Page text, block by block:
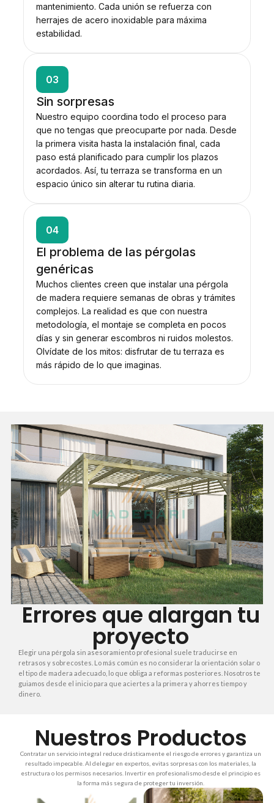
mantenimiento. Cada unión se refuerza con
herrajes de acero inoxidable para máxima
estabilidad.
03
Sin sorpresas
Nuestro equipo coordina todo el proceso para
que no tengas que preocuparte por nada. Desde
la primera visita hasta la instalación final, cada
paso está planificado para cumplir los plazos
acordados. Así, tu terraza se transforma en un
espacio único sin alterar tu rutina diaria.
04
El problema de las pérgolas
genéricas
Muchos clientes creen que instalar una pérgola
de madera requiere semanas de obras y trámites
complejos. La realidad es que con nuestra
metodología, el montaje se completa en pocos
días y sin generar escombros ni ruidos molestos.
Olvídate de los mitos: disfrutar de tu terraza es
más rápido de lo que imaginas.
Errores que alargan tu
proyecto
Elegir una pérgola sin asesoramiento profesional suele traducirse en
retrasos y sobrecostes. Lo más común es no considerar la orientación solar o
el tipo de madera adecuado, lo que obliga a reformas posteriores. Nosotros te
guiamos desde el inicio para que aciertes a la primera y ahorres tiempo y
dinero.
Nuestros Productos
Contratar un servicio integral reduce drásticamente el riesgo de errores y garantiza un
resultado impecable. Al delegar en expertos, evitas sorpresas con los materiales, la
estructura o los permisos necesarios. Invertir en profesionalismo desde el principio es
la forma más segura de proteger tu inversión.